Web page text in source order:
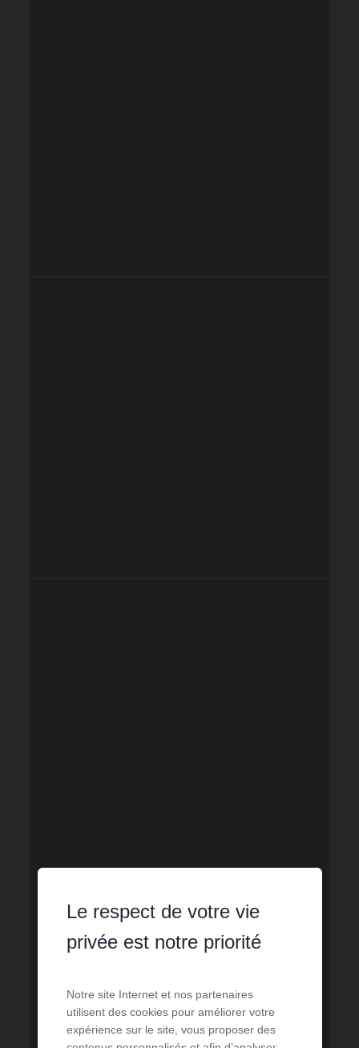
Le respect de votre vie
privée est notre priorité
Notre site Internet et nos partenaires
utilisent des cookies pour améliorer votre
expérience sur le site, vous proposer des